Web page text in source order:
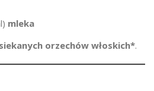
mleka
orzechów włoskich*.